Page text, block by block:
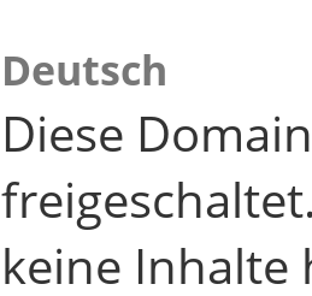
Deutsch
Diese
keine Inhalte